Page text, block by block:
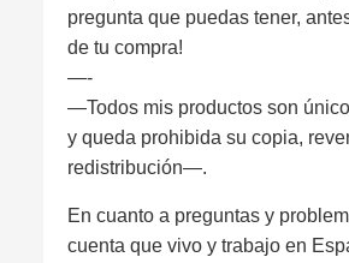
pregunta que puedas tener,
de tu compra!
—-
—Todos mis productos son
y queda prohibida su copia,
redistribución—.
En cuanto a preguntas y
cuenta que vivo y trabajo en